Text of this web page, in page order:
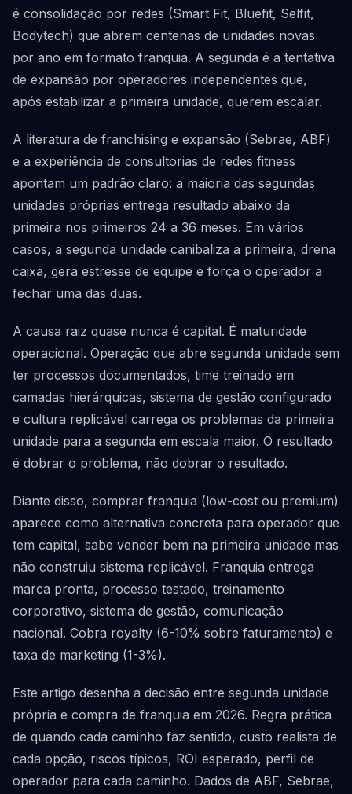
é consolidação por redes (Smart Fit, Bluefit, Selfit,
Bodytech) que abrem centenas de unidades novas
por ano em formato franquia. A segunda é a tentativa
de expansão por operadores independentes que,
após estabilizar a primeira unidade, querem escalar.
A literatura de franchising e expansão (Sebrae, ABF)
e a experiência de consultorias de redes fitness
apontam um padrão claro: a maioria das segundas
unidades próprias entrega resultado abaixo da
primeira nos primeiros 24 a 36 meses. Em vários
casos, a segunda unidade canibaliza a primeira, drena
caixa, gera estresse de equipe e força o operador a
fechar uma das duas.
A causa raiz quase nunca é capital. É maturidade
operacional. Operação que abre segunda unidade sem
ter processos documentados, time treinado em
camadas hierárquicas, sistema de gestão configurado
e cultura replicável carrega os problemas da primeira
unidade para a segunda em escala maior. O resultado
é dobrar o problema, não dobrar o resultado.
Diante disso, comprar franquia (low-cost ou premium)
aparece como alternativa concreta para operador que
tem capital, sabe vender bem na primeira unidade mas
não construiu sistema replicável. Franquia entrega
marca pronta, processo testado, treinamento
corporativo, sistema de gestão, comunicação
nacional. Cobra royalty (6-10% sobre faturamento) e
taxa de marketing (1-3%).
Este artigo desenha a decisão entre segunda unidade
própria e compra de franquia em 2026. Regra prática
de quando cada caminho faz sentido, custo realista de
cada opção, riscos típicos, ROI esperado, perfil de
operador para cada caminho. Dados de ABF, Sebrae,